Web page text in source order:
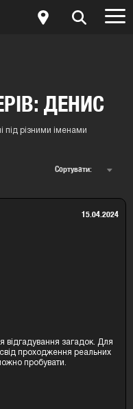
ДЕНИС
під різними іменами
Сортувати:
15.04.2024
відгадування загадок. Для
проходження реальних
пробувати.